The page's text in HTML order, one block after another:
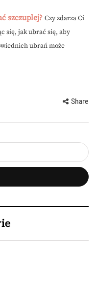
szczuplej? Czy zdarza Ci
się, jak ubrać się, aby
ubrań może
Share